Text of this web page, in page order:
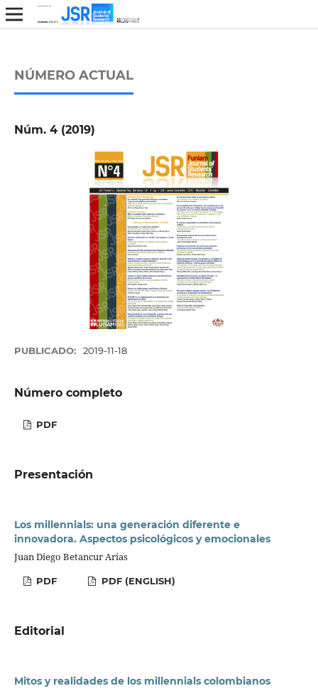
NÚMERO ACTUAL
Núm. 4 (2019)
PUBLICADO: 2019-11-18
Número completo
PDF
Presentación
Los millennials: una generación diferente e
innovadora. Aspectos psicológicos y emocionales
Juan Diego Betancur Arias
PDF PDF (ENGLISH)
Editorial
Mitos y realidades de los millennials colombianos